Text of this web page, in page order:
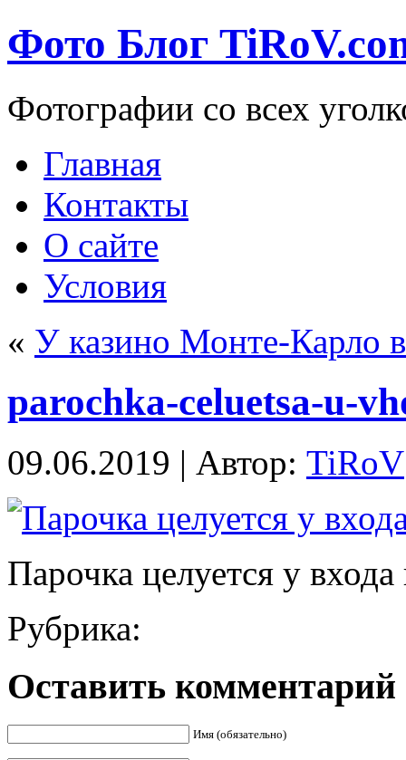
Фото Блог
Фотографии со всех
Главная
Контакты
О сайте
Условия
« У казино Монте-Карло
parochka-celuetsa-u-
09.06.2019 | Автор: TiRoV
Парочка целуется у входа
Рубрика:
Оставить комментарий
Имя (обязательно)